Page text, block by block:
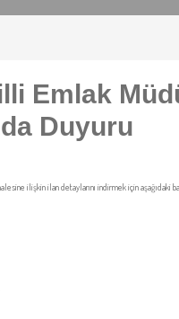
Emlak
Duyuru
ilişkin ilan detaylarını indirmek için aşağıdaki